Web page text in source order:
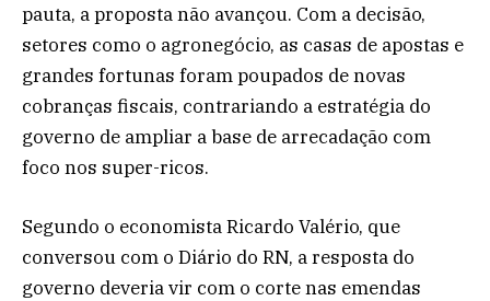
pauta, a proposta não avançou. Com a decisão,
setores como o agronegócio, as casas de apostas e
grandes fortunas foram poupados de novas
cobranças fiscais, contrariando a estratégia do
governo de ampliar a base de arrecadação com
foco nos super-ricos.
Segundo o economista Ricardo Valério, que
conversou com o Diário do RN, a resposta do
governo deveria vir com o corte nas emendas